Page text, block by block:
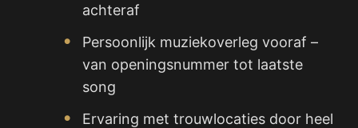
achteraf
Persoonlijk muziekoverleg vooraf –
van openingsnummer tot laatste
song
Ervaring met trouwlocaties door heel